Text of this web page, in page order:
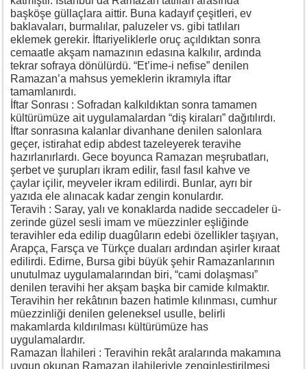
başköşe güllaçlara aittir. Buna kadayıf çeşitleri, ev
baklavaları, burmalılar, paluzeler vs. gibi tatlıları
eklemek gerekir. İftariyeliklerle oruç açıldıktan sonra
cemaatle akşam namazının edasına kalkılır, ardında
tekrar sofraya dönülürdü. “Et’ime-i nefise” denilen
Ramazan’a mahsus yemeklerin ikramıyla iftar
tamamlanırdı.
İftar Sonrası : Sofradan kalkıldıktan sonra tamamen
kültürümüze ait uygulamalardan “diş kiraları” dağıtılırdı.
İftar sonrasına kalanlar divanhane denilen salonlara
geçer, istirahat edip abdest tazeleyerek teravihe
hazırlanırlardı. Gece boyunca Ramazan meşrubatları,
şerbet ve şurupları ikram edilir, fasıl fasıl kahve ve
çaylar içilir, meyveler ikram edilirdi. Bunlar, ayrı bir
yazıda ele alınacak kadar zengin konulardır.
Teravih : Saray, yalı ve konaklarda nadide seccadeler ü-
zerinde güzel sesli imam ve müezzinler eşliğinde
teravihler eda edilip duagûların edebi özellikler taşıyan,
Arapça, Farsça ve Türkçe duaları ardından aşirler kıraat
edilirdi. Edirne, Bursa gibi büyük şehir Ramazanlarının
unutulmaz uygulamalarından biri, “cami dolaşması”
denilen teravihi her akşam başka bir camide kılmaktır.
Teravihin her rekâtının bazen hatimle kılınması, cumhur
müezzinliği denilen geleneksel usulle, belirli
makamlarda kıldırılması kültürümüze has
uygulamalardır.
Ramazan İlahileri : Teravihin rekât aralarında makamına
uygun okunan Ramazan ilahileriyle zenginleştirilmesi